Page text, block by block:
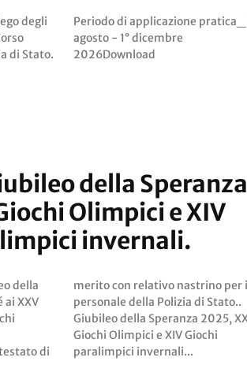
degli
di Stato.
7
2026Download
della Speranza
Olimpici e XIV
invernali.
della
XXV
di
per il
Stato..
paralimpici invernali...